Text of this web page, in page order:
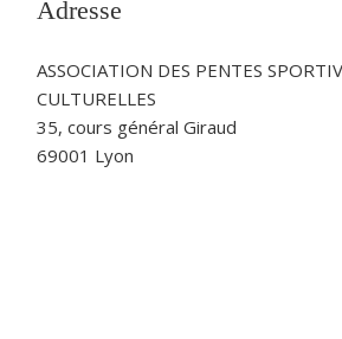
Adresse
ASSOCIATION DES PENTES
CULTURELLES
35, cours général Giraud
69001 Lyon